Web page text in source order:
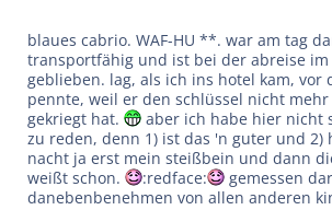
blaues cabrio. WAF-HU **. war am tag
transportfähig und ist bei der abreise
geblieben. lag, als ich ins hotel kam, vor
pennte, weil er den schlüssel nicht mehr
gekriegt hat.
aber ich habe hier nicht
zu reden, denn 1) ist das 'n guter und 2)
nacht ja erst mein steißbein und dann
weißt schon.
:redface:
gemessen
danebenbenehmen von allen anderen